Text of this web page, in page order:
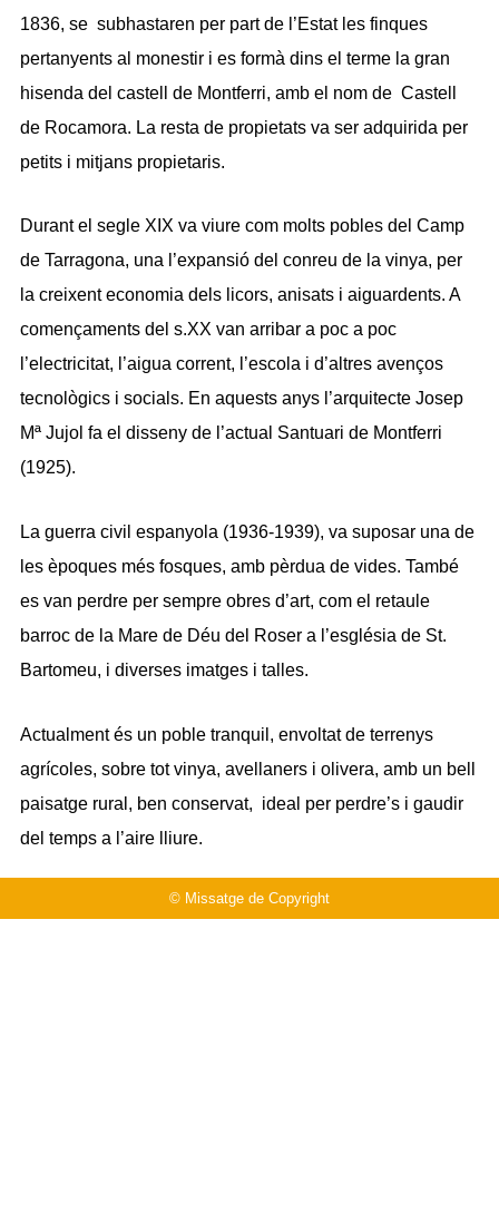
1836, se subhastaren per part de l’Estat les finques
pertanyents al monestir i es formà dins el terme la gran
hisenda del castell de Montferri, amb el nom de Castell
de Rocamora. La resta de propietats va ser adquirida per
petits i mitjans propietaris.
Durant el segle XIX va viure com molts pobles del Camp
de Tarragona, una l’expansió del conreu de la vinya, per
la creixent economia dels licors, anisats i aiguardents. A
començaments del s.XX van arribar a poc a poc
l’electricitat, l’aigua corrent, l’escola i d’altres avenços
tecnològics i socials. En aquests anys l’arquitecte Josep
Mª Jujol fa el disseny de l’actual Santuari de Montferri
(1925).
La guerra civil espanyola (1936-1939), va suposar una de
les èpoques més fosques, amb pèrdua de vides. També
es van perdre per sempre obres d’art, com el retaule
barroc de la Mare de Déu del Roser a l’església de St.
Bartomeu, i diverses imatges i talles.
Actualment és un poble tranquil, envoltat de terrenys
agrícoles, sobre tot vinya, avellaners i olivera, amb un bell
paisatge rural, ben conservat, ideal per perdre’s i gaudir
del temps a l’aire lliure.
© Missatge de Copyright